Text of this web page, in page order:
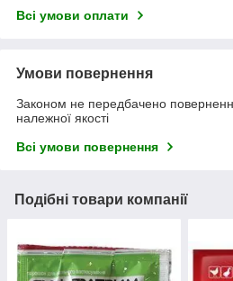
Всі умови оплати
Умови повернення
Законом не передбачено
належної якості
Всі умови повернення
Подібні товари компанії